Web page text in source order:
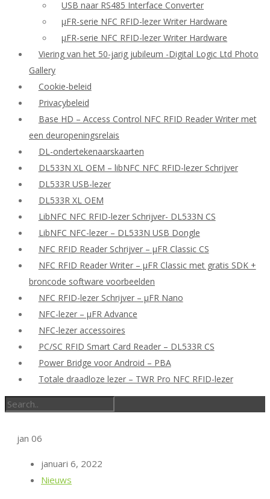
USB naar RS485 Interface Converter
μFR-serie NFC RFID-lezer Writer Hardware
μFR-serie NFC RFID-lezer Writer Hardware
Viering van het 50-jarig jubileum -Digital Logic Ltd Photo
Gallery
Cookie-beleid
Privacybeleid
Base HD – Access Control NFC RFID Reader Writer met
een deuropeningsrelais
DL-ondertekenaarskaarten
DL533N XL OEM – libNFC NFC RFID-lezer Schrijver
DL533R USB-lezer
DL533R XL OEM
LibNFC NFC RFID-lezer Schrijver- DL533N CS
LibNFC NFC-lezer – DL533N USB Dongle
NFC RFID Reader Schrijver – μFR Classic CS
NFC RFID Reader Writer – μFR Classic met gratis SDK +
broncode software voorbeelden
NFC RFID-lezer Schrijver – μFR Nano
NFC-lezer – μFR Advance
NFC-lezer accessoires
PC/SC RFID Smart Card Reader – DL533R CS
Power Bridge voor Android – PBA
Totale draadloze lezer – TWR Pro NFC RFID-lezer
jan 06
januari 6, 2022
Nieuws